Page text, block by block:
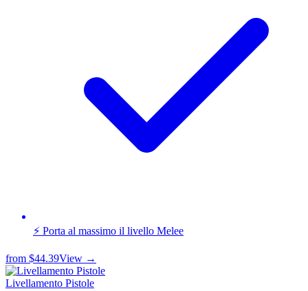
⚡ Porta al massimo il livello Melee
from $44.39View →
Livellamento Pistole